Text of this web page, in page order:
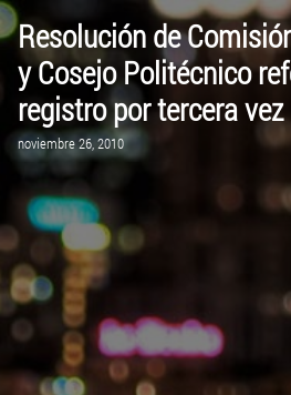
Resolución de
y Cosejo Politécnico
registro por tercera vez
noviembre 26, 2010
HOME
CATEGORÍAS